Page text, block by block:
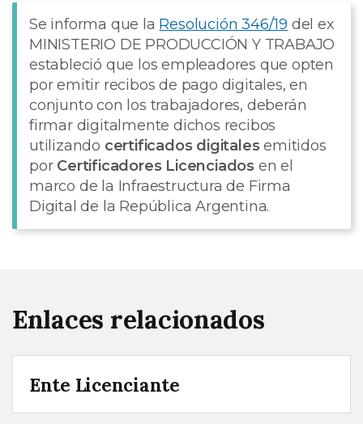
Se informa que la Resolución 346/19 del ex
MINISTERIO DE PRODUCCIÓN Y TRABAJO
estableció que los empleadores que opten
por emitir recibos de pago digitales, en
conjunto con los trabajadores, deberán
firmar digitalmente dichos recibos
utilizando certificados digitalesemitidos
por Certificadores Licenciados en el
marco de la Infraestructura de Firma
Digital de la República Argentina.
Enlaces relacionados
Ente Licenciante